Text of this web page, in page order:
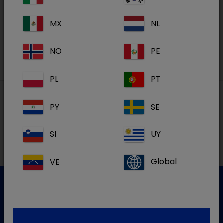
S'inscrire
Nos adresses
Service clientèle
MX NL
NO PE
PL PT
PY SE
SI UY
VE Global